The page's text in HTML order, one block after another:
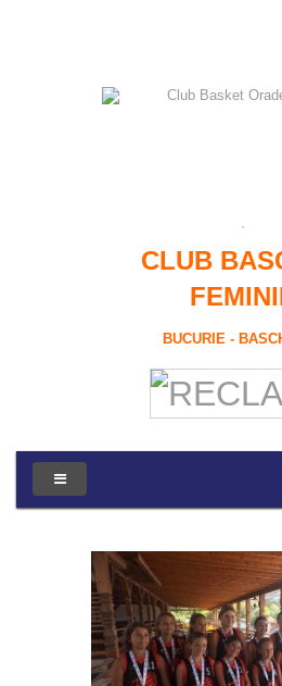
CLUB
BUCURIE -